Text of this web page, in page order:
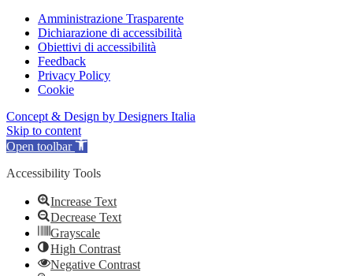
Amministrazione Trasparente
Dichiarazione di accessibilità
Obiettivi di accessibilità
Feedback
Privacy Policy
Cookie
Concept & Design by Designers Italia
Skip to content
Open toolbar
Accessibility Tools
Increase Text
Decrease Text
Grayscale
High Contrast
Negative Contrast